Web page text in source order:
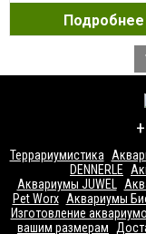
Подробнее
Террариумистика
DENNERLE
Аквариумы JUWEL
Pet Worx Аквариумы
Изготовление
вашим размерам